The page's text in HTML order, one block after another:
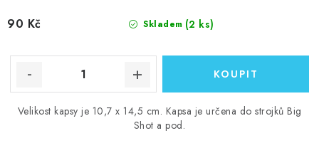
Skladem (2 ks)
90 Kč
Velikost kapsy je 10,7 x 14,5 cm. Kapsa je určena do strojků Big
Shot a pod.